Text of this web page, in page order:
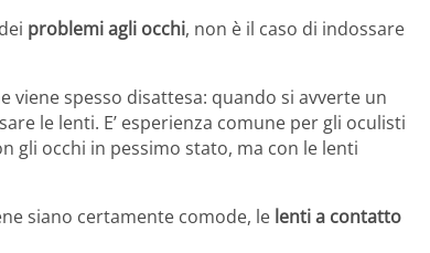
problemi agli occhi, non è il caso di indossare
viene spesso disattesa: quando si avverte un
le lenti. E’ esperienza comune per gli oculisti
gli occhi in pessimo stato, ma con le lenti
siano certamente comode, le lenti a contatto